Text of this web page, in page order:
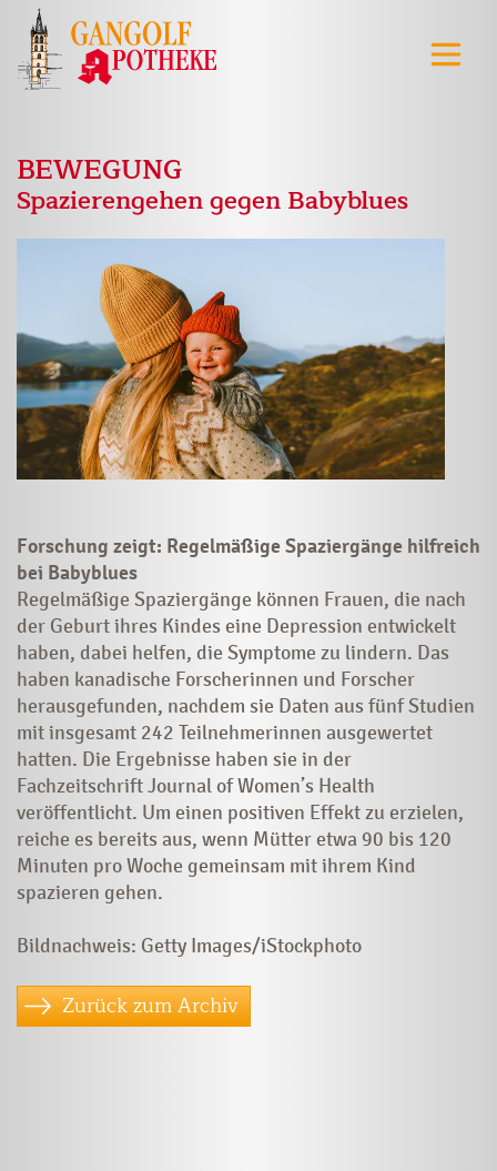
BEWEGUNG
Spazierengehen gegen Babyblues
Forschung zeigt: Regelmäßige Spaziergänge hilfreich
bei Babyblues
Regelmäßige Spaziergänge können Frauen, die nach
der Geburt ihres Kindes eine Depression entwickelt
haben, dabei helfen, die Symptome zu lindern. Das
haben kanadische Forscherinnen und Forscher
herausgefunden, nachdem sie Daten aus fünf Studien
mit insgesamt 242 Teilnehmerinnen ausgewertet
hatten. Die Ergebnisse haben sie in der
Fachzeitschrift Journal of Women’s Health
veröffentlicht. Um einen positiven Effekt zu erzielen,
reiche es bereits aus, wenn Mütter etwa 90 bis 120
Minuten pro Woche gemeinsam mit ihrem Kind
spazieren gehen.
Bildnachweis: Getty Images/iStockphoto
Zurück zum Archiv